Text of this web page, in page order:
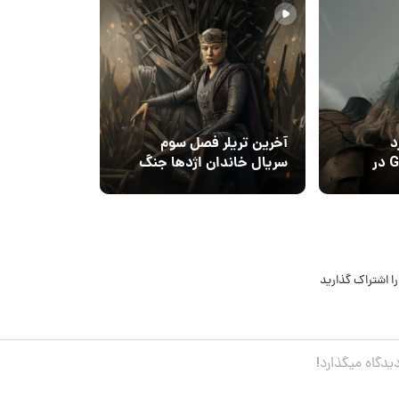
Game of Thrones در
آخرین تریلر فصل سوم
سریال خاندان اژدها جنگ
داخلی تارگرین‌ها را نشان
اشتراک گذارید